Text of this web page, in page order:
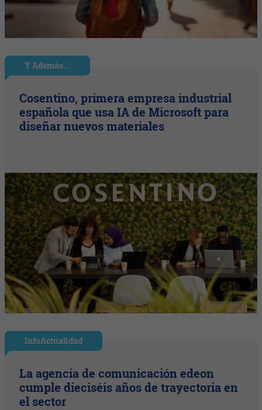
Y Además...
Cosentino, primera empresa industrial
española que usa IA de Microsoft para
diseñar nuevos materiales
InfoActualidad
La agencia de comunicación edeon
cumple dieciséis años de trayectoria en
el sector